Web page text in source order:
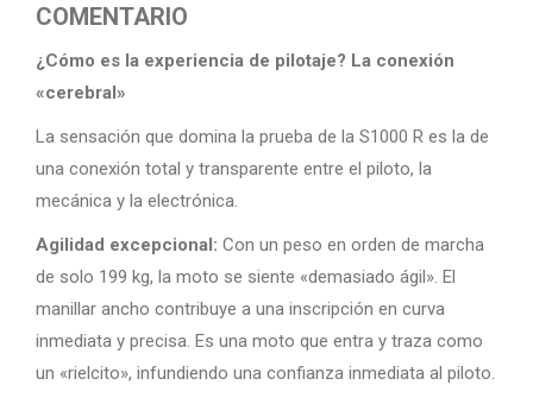
COMENTARIO
¿Cómo es la experiencia de pilotaje? La conexión
«cerebral»
La sensación que domina la prueba de la S1000 R es la de
una conexión total y transparente entre el piloto, la
mecánica y la electrónica.
Agilidad excepcional: Con un peso en orden de marcha
de solo 199 kg, la moto se siente «demasiado ágil». El
manillar ancho contribuye a una inscripción en curva
inmediata y precisa. Es una moto que entra y traza como
un «rielcito», infundiendo una confianza inmediata al piloto.